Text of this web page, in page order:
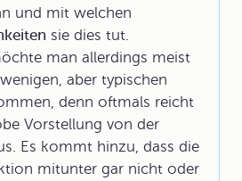
und mit welchen
sie dies tut.
man allerdings meist
aber typischen
denn oftmals reicht
Vorstellung von der
Es kommt hinzu, dass die
mitunter gar nicht oder